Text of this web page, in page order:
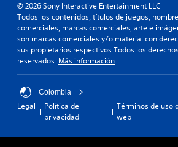
© 2026 Sony Interactive Entertainment LLC
Todos los contenidos, títulos de juegos,
comerciales, marcas comerciales, arte e
son marcas comerciales y/o material con
sus propietarios respectivos.Todos los derechos
reservados. Más información
Colombia
Legal
Política de
privacidad
Términos de uso
web